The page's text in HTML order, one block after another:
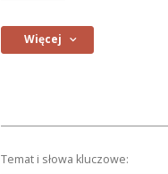
Więcej
Temat i słowa kluczowe: